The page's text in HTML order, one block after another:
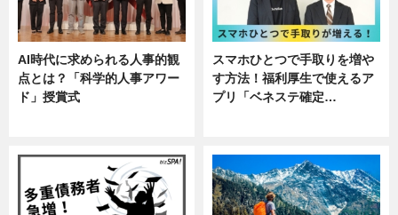
AI時代に求められる人事的観
点とは？「科学的人事アワー
ド」授賞式
スマホひとつで手取りを増や
す方法！福利厚生で使えるア
プリ「ベネステ確定…